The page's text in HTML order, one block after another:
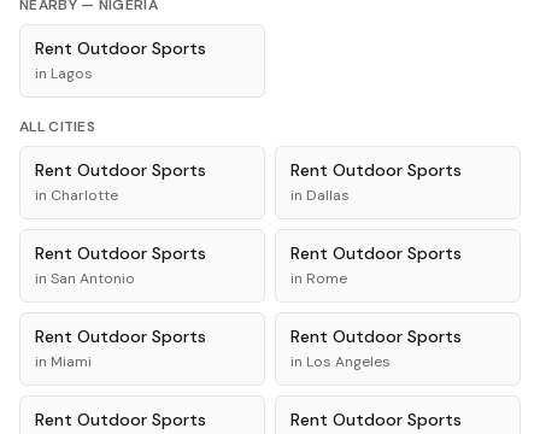
NEARBY — NIGERIA
Rent Outdoor Sports
in Lagos
ALL CITIES
Rent Outdoor Sports
in Charlotte
Rent Outdoor Sports
in Dallas
Rent Outdoor Sports
in San Antonio
Rent Outdoor Sports
in Rome
Rent Outdoor Sports
in Miami
Rent Outdoor Sports
in Los Angeles
Rent Outdoor Sports Rent Outdoor Sports